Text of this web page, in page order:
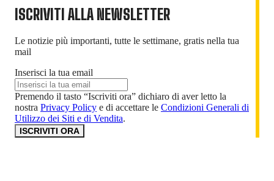
ISCRIVITI ALLA NEWSLETTER
Le notizie più importanti, tutte le settimane, gratis nella tua
mail
Inserisci la tua email
Premendo il tasto “Iscriviti ora” dichiaro di aver letto la
nostra Privacy Policy e di accettare le Condizioni Generali di
Utilizzo dei Siti e di Vendita.
ISCRIVITI ORA